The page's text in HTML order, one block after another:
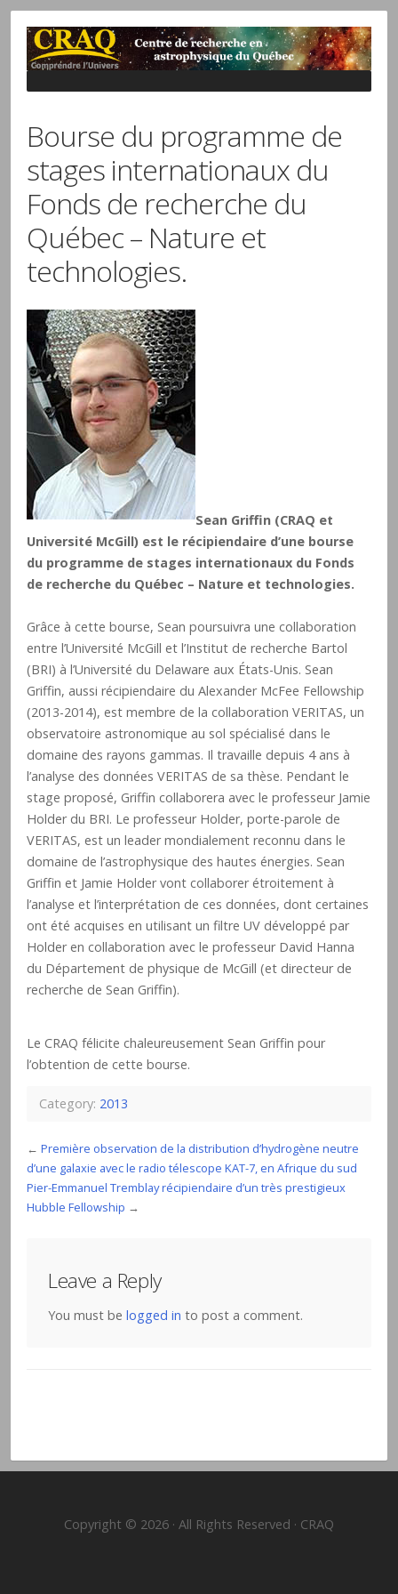
Bourse du programme de
stages internationaux du
Fonds de recherche du
Québec – Nature et
technologies.
Sean Griffin (CRAQ et
Université McGill) est le récipiendaire d’une bourse
du programme de stages internationaux du Fonds
de recherche du Québec – Nature et technologies.
Grâce à cette bourse, Sean poursuivra une collaboration
entre l’Université McGill et l’Institut de recherche Bartol
(BRI) à l’Université du Delaware aux États-Unis. Sean
Griffin, aussi récipiendaire du Alexander McFee Fellowship
(2013-2014), est membre de la collaboration VERITAS, un
observatoire astronomique au sol spécialisé dans le
domaine des rayons gammas. Il travaille depuis 4 ans à
l’analyse des données VERITAS de sa thèse. Pendant le
stage proposé, Griffin collaborera avec le professeur Jamie
Holder du BRI. Le professeur Holder, porte-parole de
VERITAS, est un leader mondialement reconnu dans le
domaine de l’astrophysique des hautes énergies. Sean
Griffin et Jamie Holder vont collaborer étroitement à
l’analyse et l’interprétation de ces données, dont certaines
ont été acquises en utilisant un filtre UV développé par
Holder en collaboration avec le professeur David Hanna
du Département de physique de McGill (et directeur de
recherche de Sean Griffin).
Le CRAQ félicite chaleureusement Sean Griffin pour
l’obtention de cette bourse.
Category: 2013
← Première observation de la distribution d’hydrogène neutre
d’une galaxie avec le radio télescope KAT-7, en Afrique du sud
Pier-Emmanuel Tremblay récipiendaire d’un très prestigieux
Hubble Fellowship →
Leave a Reply
You must be logged in to post a comment.
Copyright © 2026 · All Rights Reserved · CRAQ